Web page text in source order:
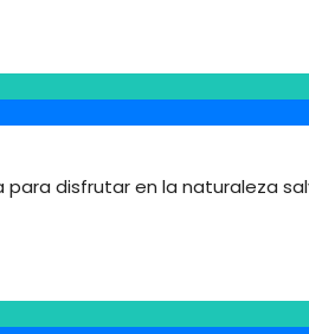
para disfrutar en la naturaleza